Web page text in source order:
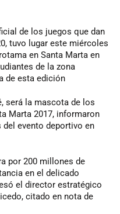
de los juegos que dan
tuvo lugar este miércoles
en Santa Marta en
de la zona
de esta edición
será la mascota de los
Marta 2017, informaron
evento deportivo en
por 200 millones de
en el delicado
el director estratégico
citado en nota de